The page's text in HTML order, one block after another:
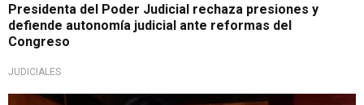
Presidenta del Poder Judicial rechaza presiones y
defiende autonomía judicial ante reformas del
Congreso
JUDICIALES